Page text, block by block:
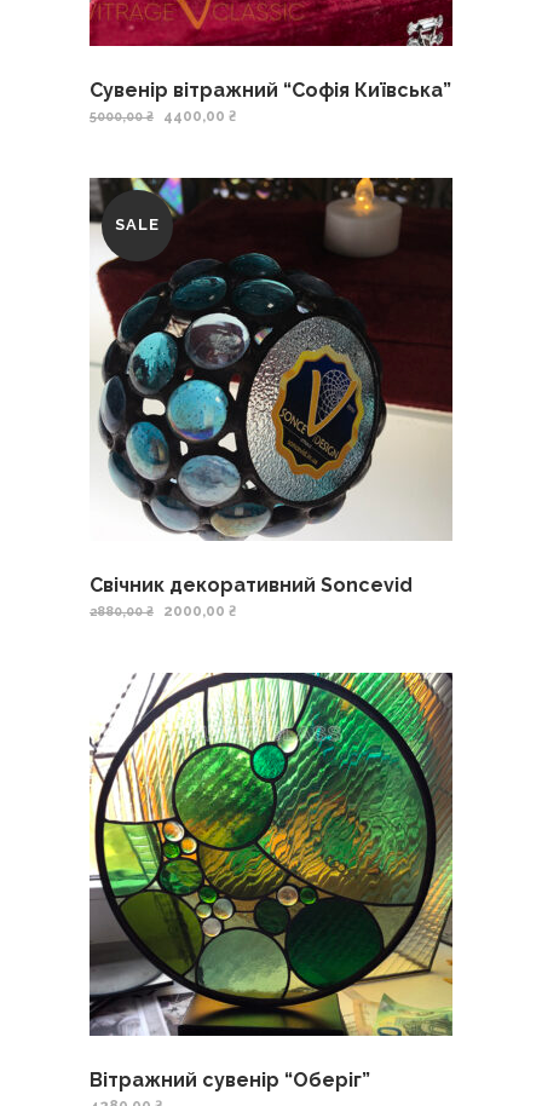
Сувенір вітражний “Софія Київська”
5000,00₴ 4400,00 ₴
SALE
Свічник декоративний Soncevid
2880,00₴ 2000,00 ₴
Вітражний сувенір “Оберіг”